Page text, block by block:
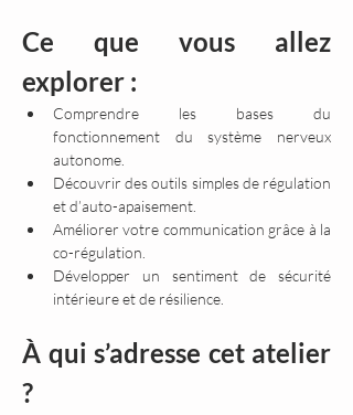
Ce que vous allez
explorer :
Comprendre les bases du
fonctionnement du système nerveux
autonome.
Découvrir des outils simples de régulation
et d’auto-apaisement.
Améliorer votre communication grâce à la
co-régulation.
Développer un sentiment de sécurité
intérieure et de résilience.
À qui s’adresse cet atelier
?